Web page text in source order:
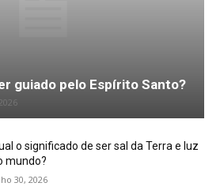
guiado pelo Espírito Santo?
o significado de ser sal da Terra e luz
mundo?
30, 2026